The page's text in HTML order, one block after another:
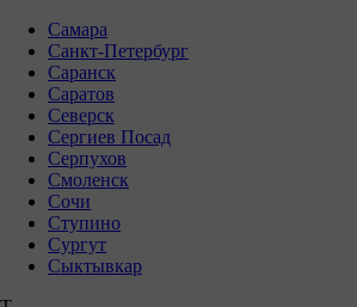
Самара
Санкт-Петербург
Саранск
Саратов
Северск
Сергиев Посад
Серпухов
Смоленск
Сочи
Ступино
Сургут
Сыктывкар